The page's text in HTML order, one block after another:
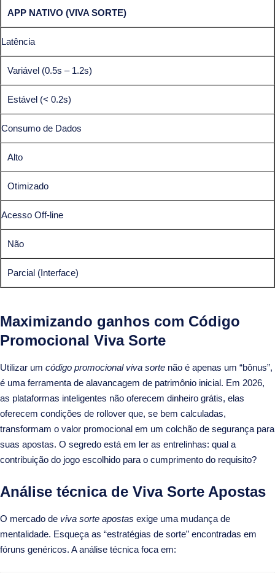
APP NATIVO (VIVA SORTE)
Latência
Variável (0.5s – 1.2s)
Estável (< 0.2s)
Consumo de Dados
Alto
Otimizado
Acesso Off-line
Não
Parcial (Interface)
Maximizando ganhos com Código
Promocional Viva Sorte
Utilizar um código promocional viva sorte não é apenas um “bônus”,
é uma ferramenta de alavancagem de patrimônio inicial. Em 2026,
as plataformas inteligentes não oferecem dinheiro grátis, elas
oferecem condições de rollover que, se bem calculadas,
transformam o valor promocional em um colchão de segurança para
suas apostas. O segredo está em ler as entrelinhas: qual a
contribuição do jogo escolhido para o cumprimento do requisito?
Análise técnica de Viva Sorte Apostas
O mercado de viva sorte apostas exige uma mudança de
mentalidade. Esqueça as “estratégias de sorte” encontradas em
fóruns genéricos. A análise técnica foca em: